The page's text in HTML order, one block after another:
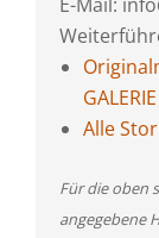
GALERIE
Alle
Für die oben
angegebene